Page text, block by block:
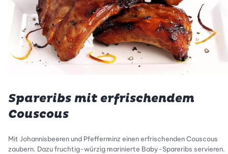
Spareribs mit erfrischendem
Couscous
Mit Johannisbeeren und Pfefferminz einen erfrischenden Couscous
zaubern. Dazu fruchtig-würzig marinierte Baby-Spareribs servieren.